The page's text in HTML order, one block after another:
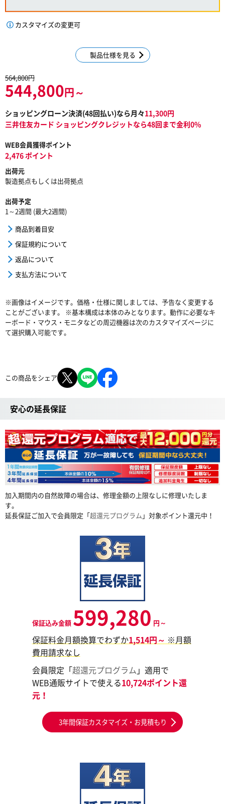
カスタマイズの変更可
製品仕様を見る
564,800円
544,800円～
ショッピングローン決済(48回払い)なら月々11,300円
三井住友カード ショッピングクレジットなら48回まで金利0%
WEB会員獲得ポイント
2,476 ポイント
出荷元
製造拠点もしくは出荷拠点
出荷予定
1～2週間 (最大2週間)
商品到着目安
保証規約について
返品について
支払方法について
※画像はイメージです。価格・仕様に関しましては、予告なく変更する
ことがございます。 ※基本構成は本体のみとなります。動作に必要なキ
ーボード・マウス・モニタなどの周辺機器は次のカスタマイズページに
て選択購入可能です。
この商品をシェア
安心の延長保証
加入期間内の自然故障の場合は、修理金額の上限なしに修理いたしま
す。
延長保証ご加入で会員限定「超還元プログラム 」対象ポイント還元中！
保証込み金額 599,280 円～
保証料金月額換算でわずか1,514円～ ※月額
費用請求なし
会員限定「超還元プログラム 」適用で
WEB通販サイトで使える10,724ポイント還
元！
3年間保証カスタマイズ・お見積もり